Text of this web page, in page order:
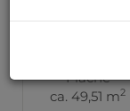
Fläche
ca. 49,51 m2